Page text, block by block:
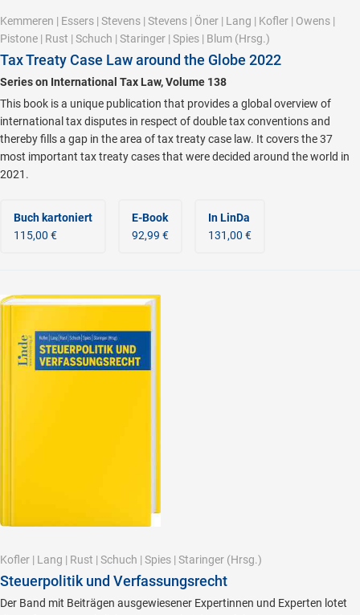
Kemmeren | Essers | Stevens | Stevens | Öner | Lang | Kofler | Owens |
Pistone | Rust | Schuch | Staringer | Spies | Blum (Hrsg.)
Tax Treaty Case Law around the Globe 2022
Series on International Tax Law, Volume 138
This book is a unique publication that provides a global overview of
international tax disputes in respect of double tax conventions and
thereby fills a gap in the area of tax treaty case law. It covers the 37
most important tax treaty cases that were decided around the world in
2021.
Buch kartoniert
115,00 €
E-Book
92,99 €
In LinDa
131,00 €
Kofler | Lang | Rust | Schuch | Spies | Staringer (Hrsg.)
Steuerpolitik und Verfassungsrecht
Der Band mit Beiträgen ausgewiesener Expertinnen und Experten lotet